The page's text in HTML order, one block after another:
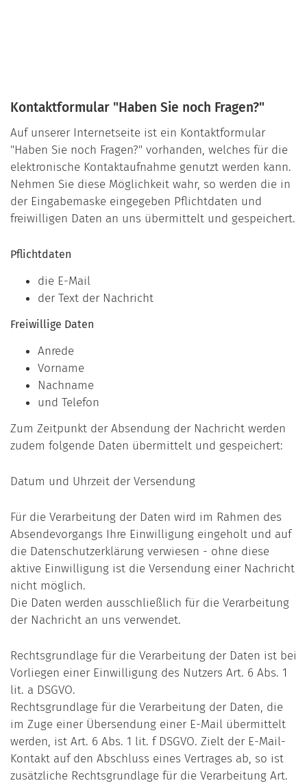
Kontaktformular "Haben Sie noch Fragen?"
Auf unserer Internetseite ist ein Kontaktformular
"Haben Sie noch Fragen?" vorhanden, welches für die
elektronische Kontaktaufnahme genutzt werden kann.
Nehmen Sie diese Möglichkeit wahr, so werden die in
der Eingabemaske eingegeben Pflichtdaten und
freiwilligen Daten an uns übermittelt und gespeichert.
Pflichtdaten
die E-Mail
der Text der Nachricht
Freiwillige Daten
Anrede
Vorname
Nachname
und Telefon
Zum Zeitpunkt der Absendung der Nachricht werden
zudem folgende Daten übermittelt und gespeichert:
Datum und Uhrzeit der Versendung
Für die Verarbeitung der Daten wird im Rahmen des
Absendevorgangs Ihre Einwilligung eingeholt und auf
die Datenschutzerklärung verwiesen - ohne diese
aktive Einwilligung ist die Versendung einer Nachricht
nicht möglich.
Die Daten werden ausschließlich für die Verarbeitung
der Nachricht an uns verwendet.
Rechtsgrundlage für die Verarbeitung der Daten ist bei
Vorliegen einer Einwilligung des Nutzers Art. 6 Abs. 1
lit. a DSGVO.
Rechtsgrundlage für die Verarbeitung der Daten, die
im Zuge einer Übersendung einer E-Mail übermittelt
werden, ist Art. 6 Abs. 1 lit. f DSGVO. Zielt der E-Mail-
Kontakt auf den Abschluss eines Vertrages ab, so ist
zusätzliche Rechtsgrundlage für die Verarbeitung Art.